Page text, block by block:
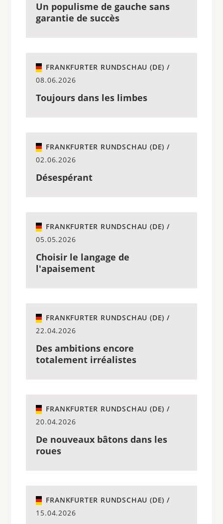
Un populisme de gauche sans
garantie de succès
FRANKFURTER RUNDSCHAU (DE) /
08.06.2026
Toujours dans les limbes
FRANKFURTER RUNDSCHAU (DE) /
02.06.2026
Désespérant
FRANKFURTER RUNDSCHAU (DE) /
05.05.2026
Choisir le langage de
l'apaisement
FRANKFURTER RUNDSCHAU (DE) /
22.04.2026
Des ambitions encore
totalement irréalistes
FRANKFURTER RUNDSCHAU (DE) /
20.04.2026
De nouveaux bâtons dans les
roues
FRANKFURTER RUNDSCHAU (DE) /
15.04.2026